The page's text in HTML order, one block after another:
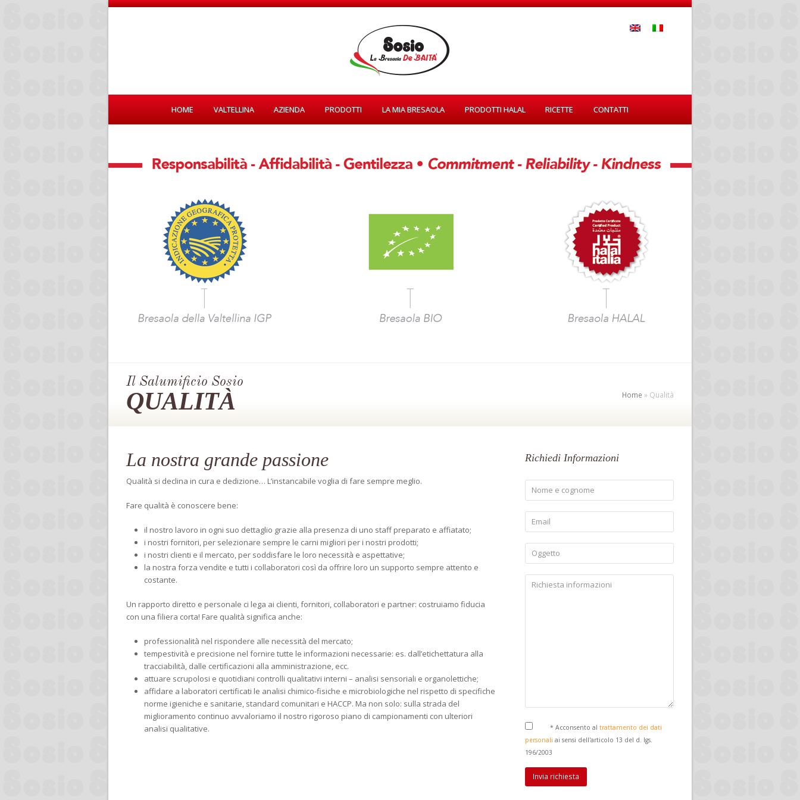
HOME VALTELLINA AZIENDA PRODOTTI LA MIA BRESAOLA PRODOTTI HALAL RICETTE CONTATTI
Il Salumificio Sosio
QUALITÀ Home » Qualità
La nostra grande passione
Qualità si declina in cura e dedizione… L’instancabile voglia di fare sempre meglio.
Fare qualità è conoscere bene:
il nostro lavoro in ogni suo dettaglio grazie alla presenza di uno staff preparato e affiatato;
i nostri fornitori, per selezionare sempre le carni migliori per i nostri prodotti;
i nostri clienti e il mercato, per soddisfare le loro necessità e aspettative;
la nostra forza vendite e tutti i collaboratori così da offrire loro un supporto sempre attento e
costante.
Un rapporto diretto e personale ci lega ai clienti, fornitori, collaboratori e partner: costruiamo fiducia
con una filiera corta! Fare qualità significa anche:
professionalità nel rispondere alle necessità del mercato;
tempestività e precisione nel fornire tutte le informazioni necessarie: es. dall’etichettatura alla
tracciabilità, dalle certificazioni alla amministrazione, ecc.
attuare scrupolosi e quotidiani controlli qualitativi interni – analisi sensoriali e organolettiche;
affidare a laboratori certificati le analisi chimico-fisiche e microbiologiche nel rispetto di specifiche
norme igieniche e sanitarie, standard comunitari e HACCP. Ma non solo: sulla strada del
miglioramento continuo avvaloriamo il nostro rigoroso piano di campionamenti con ulteriori
analisi qualitative.
Richiedi Informazioni
* Acconsento al trattamento dei dati
personali ai sensi dell'articolo 13 del d. lgs.
196/2003